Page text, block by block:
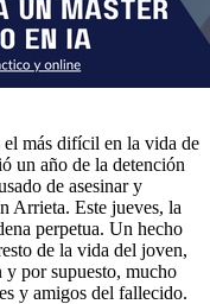
más difícil en la vida de
un año de la detención
de asesinar y
Arrieta. Este jueves, la
perpetua. Un hecho
de la vida del joven,
y por supuesto, mucho
y amigos del fallecido.